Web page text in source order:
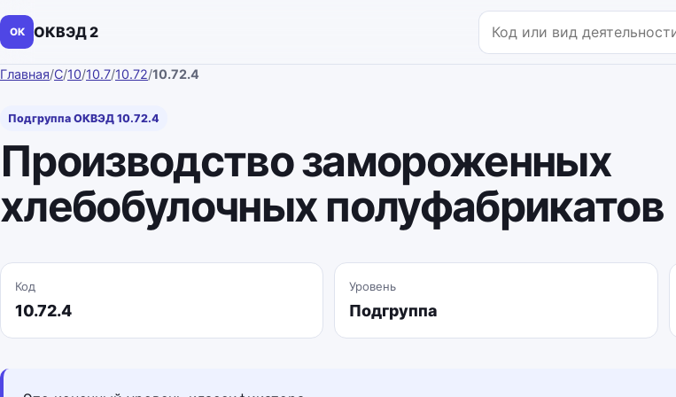
ОК ОКВЭД 2
Поиск по коду или названию
Главная/C/10/10.7/10.72/10.72.4
Подгруппа ОКВЭД 10.72.4
Производство замороженных
хлебобулочных полуфабрикатов
Код
10.72.4
Уровень
Подгруппа